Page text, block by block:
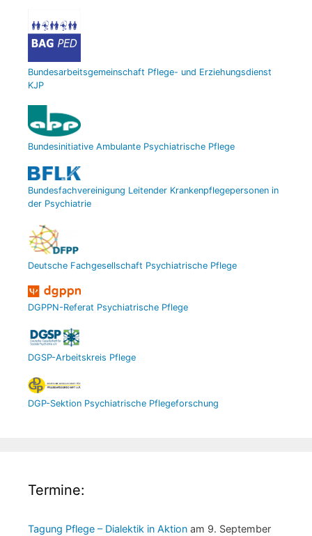
Bundesarbeitsgemeinschaft Pflege- und Erziehungsdienst
KJP
Bundesinitiative Ambulante Psychiatrische Pflege
Bundesfachvereinigung Leitender Krankenpflegepersonen in
der Psychiatrie
Deutsche Fachgesellschaft Psychiatrische Pflege
DGPPN-Referat Psychiatrische Pflege
DGSP-Arbeitskreis Pflege
DGP-Sektion Psychiatrische Pflegeforschung
Termine:
Tagung Pflege – Dialektik in Aktion am 9. September